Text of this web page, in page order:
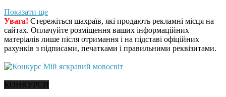
Показати ще
Увага! Стережіться шахраїв, які продають рекламні місця на
сайтах. Оплачуйте розміщення ваших інформаційних
матеріалів лише після отримання і на підставі офіційних
рахунків з підписами, печатками і правильними реквізитами.
КОНКУРСИ